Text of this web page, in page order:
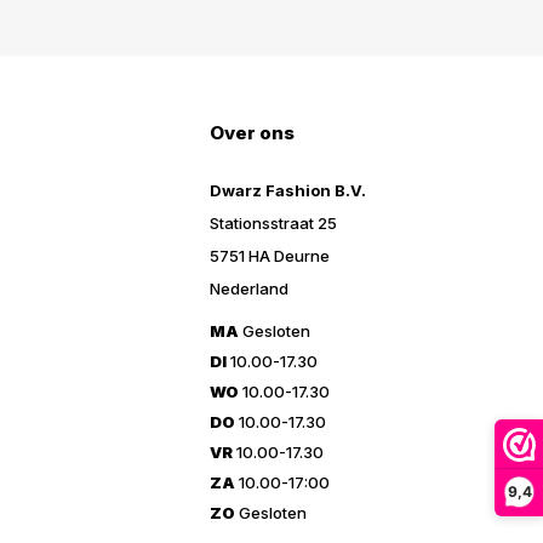
9,4
Over ons
Dwarz Fashion B.V.
Stationsstraat 25
5751 HA Deurne
Nederland
MA Gesloten
DI10.00-17.30
WO 10.00-17.30
DO 10.00-17.30
VR10.00-17.30
ZA 10.00-17:00
ZO Gesloten